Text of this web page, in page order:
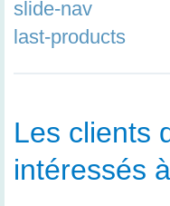
slide-nav
last-products
Les clients
intéressés à